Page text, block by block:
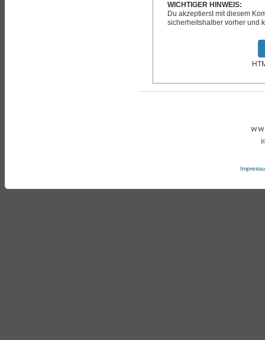
WICHTIGER HINWEIS:
Du akzeptierst mit diesem
sicherheitshalber vorher und